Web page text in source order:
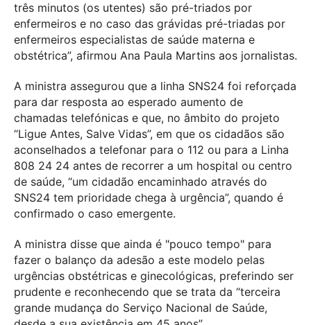
três minutos (os utentes) são pré-triados por
enfermeiros e no caso das grávidas pré-triadas por
enfermeiros especialistas de saúde materna e
obstétrica”, afirmou Ana Paula Martins aos jornalistas.
A ministra assegurou que a linha SNS24 foi reforçada
para dar resposta ao esperado aumento de
chamadas telefónicas e que, no âmbito do projeto
“Ligue Antes, Salve Vidas”, em que os cidadãos são
aconselhados a telefonar para o 112 ou para a Linha
808 24 24 antes de recorrer a um hospital ou centro
de saúde, “um cidadão encaminhado através do
SNS24 tem prioridade chega à urgência”, quando é
confirmado o caso emergente.
A ministra disse que ainda é "pouco tempo" para
fazer o balanço da adesão a este modelo pelas
urgências obstétricas e ginecológicas, preferindo ser
prudente e reconhecendo que se trata da “terceira
grande mudança do Serviço Nacional de Saúde,